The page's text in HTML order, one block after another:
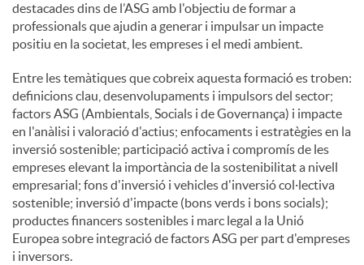
destacades dins de l’ASG amb l'objectiu de formar a
professionals que ajudin a generar i impulsar un impacte
positiu en la societat, les empreses i el medi ambient.
Entre les temàtiques que cobreix aquesta formació es troben:
definicions clau, desenvolupaments i impulsors del sector;
factors ASG (Ambientals, Socials i de Governança) i impacte
en l'anàlisi i valoració d'actius; enfocaments i estratègies en la
inversió sostenible; participació activa i compromís de les
empreses elevant la importància de la sostenibilitat a nivell
empresarial; fons d'inversió i vehicles d'inversió col·lectiva
sostenible; inversió d'impacte (bons verds i bons socials);
productes financers sostenibles i marc legal a la Unió
Europea sobre integració de factors ASG per part d'empreses
i inversors.